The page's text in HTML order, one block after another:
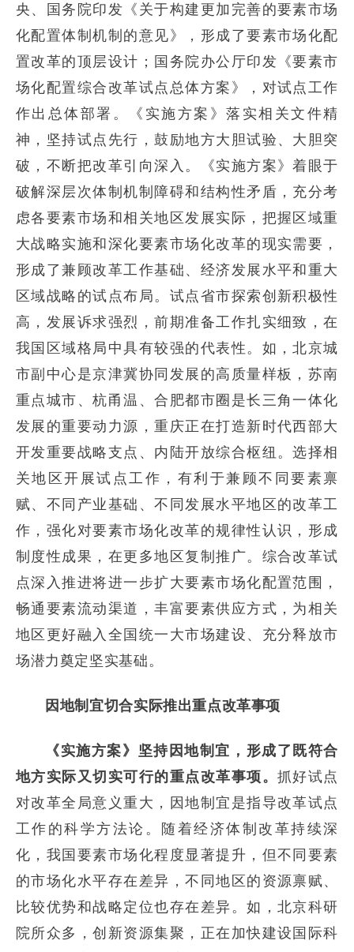
央、国务院印发《关于构建更加完善的要素市场
化配置体制机制的意见》，形成了要素市场化配
置改革的顶层设计；国务院办公厅印发《要素市
场化配置综合改革试点总体方案》，对试点工作
作出总体部署。《实施方案》落实相关文件精
神，坚持试点先行，鼓励地方大胆试验、大胆突
破，不断把改革引向深入。《实施方案》着眼于
破解深层次体制机制障碍和结构性矛盾，充分考
虑各要素市场和相关地区发展实际，把握区域重
大战略实施和深化要素市场化改革的现实需要，
形成了兼顾改革工作基础、经济发展水平和重大
区域战略的试点布局。试点省市探索创新积极性
高，发展诉求强烈，前期准备工作扎实细致，在
我国区域格局中具有较强的代表性。如，北京城
市副中心是京津冀协同发展的高质量样板，苏南
重点城市、杭甬温、合肥都市圈是长三角一体化
发展的重要动力源，重庆正在打造新时代西部大
开发重要战略支点、内陆开放综合枢纽。选择相
关地区开展试点工作，有利于兼顾不同要素禀
赋、不同产业基础、不同发展水平地区的改革工
作，强化对要素市场化改革的规律性认识，形成
制度性成果，在更多地区复制推广。综合改革试
点深入推进将进一步扩大要素市场化配置范围，
畅通要素流动渠道，丰富要素供应方式，为相关
地区更好融入全国统一大市场建设、充分释放市
场潜力奠定坚实基础。
因地制宜切合实际推出重点改革事项
《实施方案》坚持因地制宜 ， 形成了既符合
地方实际又切实可行的重点改革事项。 抓好试点
对改革全局意义重大，因地制宜是指导改革试点
工作的科学方法论。随着经济体制改革持续深
化，我国要素市场化程度显著提升，但不同要素
的市场化水平存在差异，不同地区的资源禀赋、
比较优势和战略定位也存在差异。如，北京科研
院所众多，创新资源集聚，正在加快建设国际科